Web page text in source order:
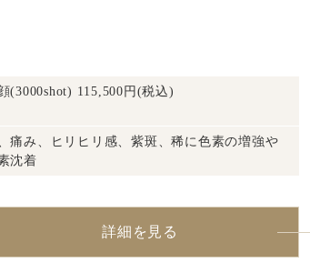
(3000shot) 115,500円(税込)
痛み、ヒリヒリ感、紫斑、稀に色素の増強や
沈着
詳細を見る